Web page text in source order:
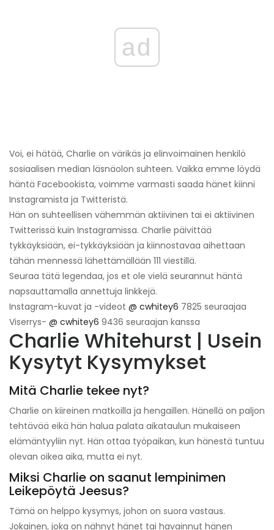
ad
Voi, ei hätää, Charlie on värikäs ja elinvoimainen henkilö
sosiaalisen median läsnäolon suhteen. Vaikka emme löydä
häntä Facebookista, voimme varmasti saada hänet kiinni
Instagramista ja Twitteristä.
Hän on suhteellisen vähemmän aktiivinen tai ei aktiivinen
Twitterissä kuin Instagramissa. Charlie päivittää
tykkäyksiään, ei-tykkäyksiään ja kiinnostavaa aihettaan
tähän mennessä lähettämällään 111 viestillä.
Seuraa tätä legendaa, jos et ole vielä seurannut häntä
napsauttamalla annettuja linkkejä.
Instagram-kuvat ja -videot @ cwhitey6 7825 seuraajaa
Viserrys- @ cwhitey6 9436 seuraajan kanssa
Charlie Whitehurst | Usein
Kysytyt Kysymykset
Mitä Charlie tekee nyt?
Charlie on kiireinen matkoilla ja hengaillen. Hänellä on paljon
tehtävää eikä hän halua palata aikataulun mukaiseen
elämäntyyliin nyt. Hän ottaa työpaikan, kun hänestä tuntuu
olevan oikea aika, mutta ei nyt.
Miksi Charlie on saanut lempinimen
Leikepöytä Jeesus?
Tämä on helppo kysymys, johon on suora vastaus.
Jokainen, joka on nähnyt hänet tai havainnut hänen